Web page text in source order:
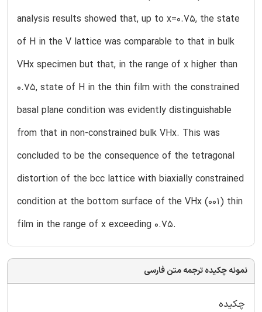
analysis results showed that, up to x=0.75, the state
of H in the V lattice was comparable to that in bulk
VHx specimen but that, in the range of x higher than
0.75, state of H in the thin film with the constrained
basal plane condition was evidently distinguishable
from that in non-constrained bulk VHx. This was
concluded to be the consequence of the tetragonal
distortion of the bcc lattice with biaxially constrained
condition at the bottom surface of the VHx (001) thin
film in the range of x exceeding 0.75.
نمونه چکیده ترجمه متن فارسی
چکیده